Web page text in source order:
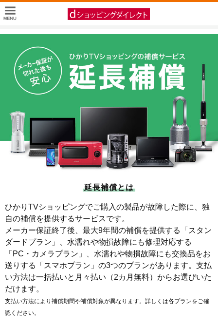
延長補償とは
ひかりTVショッピングでご購入の製品が故障した際に、独
自の補償を提供するサービスです。
メーカー保証終了後、最大9年間の補償を提供する「スタン
ダードプラン」、水濡れや物損故障にも修理対応する
「PC・カメラプラン」、水濡れや物損故障にも交換品をお
送りする「スマホプラン」の3つのプランがあります。支払
い方法は一括払いと月々払い（2カ月無料）からお選びいた
だけます。
支払い方法により補償期間や補償対象が異なります。詳しくは各プランをご確
認ください。